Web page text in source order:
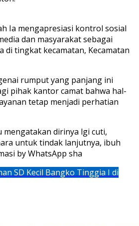
Ia mengapresiasi kontrol sosial
dan masyarakat sebagai
di tingkat kecamatan, Kecamatan
rumput yang panjang ini
pihak kantor camat bahwa hal-
tetap menjadi perhatian
mengatakan dirinya lgi cuti,
untuk tindak lanjutnya, ibuh
by WhatsApp sha
SD Kecil Bangko Tinggia I di